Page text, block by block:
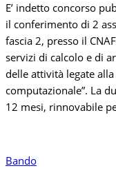
E’ indetto concorso
il conferimento di 2
fascia 2, presso il
servizi di calcolo e di
delle attività legate
computazionale”. La
12 mesi, rinnovabile
Bando